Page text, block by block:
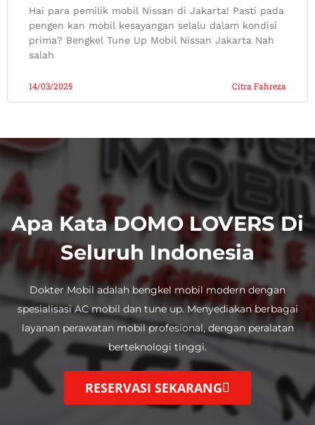
Hai para pemilik mobil Nissan di Jakarta! Pasti pada
pengen kan mobil kesayangan selalu dalam kondisi
prima? Bengkel Tune Up Mobil Nissan Jakarta Nah
salah
Citra Fahreza
14/03/2025
Apa Kata DOMO LOVERS Di
Seluruh Indonesia
Dokter Mobil adalah bengkel mobil modern dengan
spesialisasi AC mobil dan tune up.Menyediakan berbagai
layanan perawatan mobil profesional, dengan peralatan
berteknologi tinggi.
RESERVASI SEKARANG